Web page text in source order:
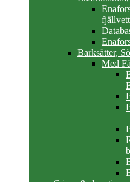
Barksätter,
Med